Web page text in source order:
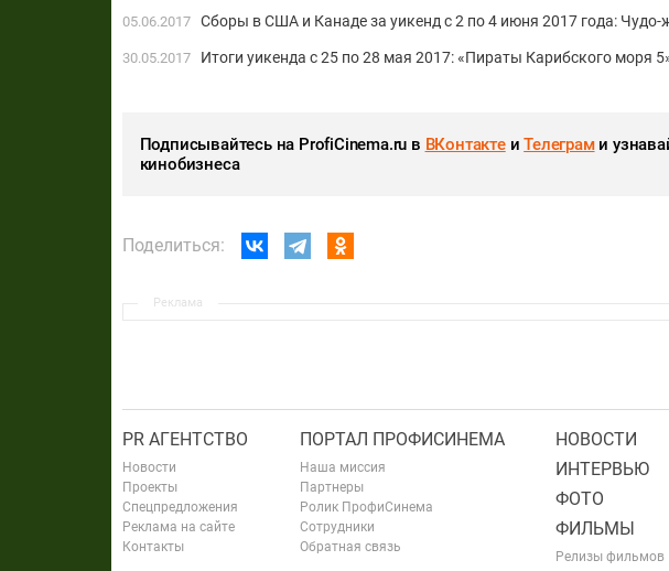
05.06.2017 Сборы в США и Канаде за уикенд с 2 по 4 июня 2017 года:
30.05.2017 Итоги уикенда с 25 по 28 мая 2017: «Пираты Карибского моря
Подписывайтесь на ProfiCinema.ru в ВКонтактеиТелеграми
кинобизнеса
Поделиться:
Реклама
PR АГЕНТСТВО
Новости
Проекты
Спецпредложения
Реклама на сайте
Контакты
ПОРТАЛ ПРОФИСИНЕМА
Наша миссия
Партнеры
Ролик ПрофиСинема
Сотрудники
Обратная связь
НОВОСТИ
ИНТЕРВЬЮ
ФОТО
ФИЛЬМЫ
Релизы фильмов